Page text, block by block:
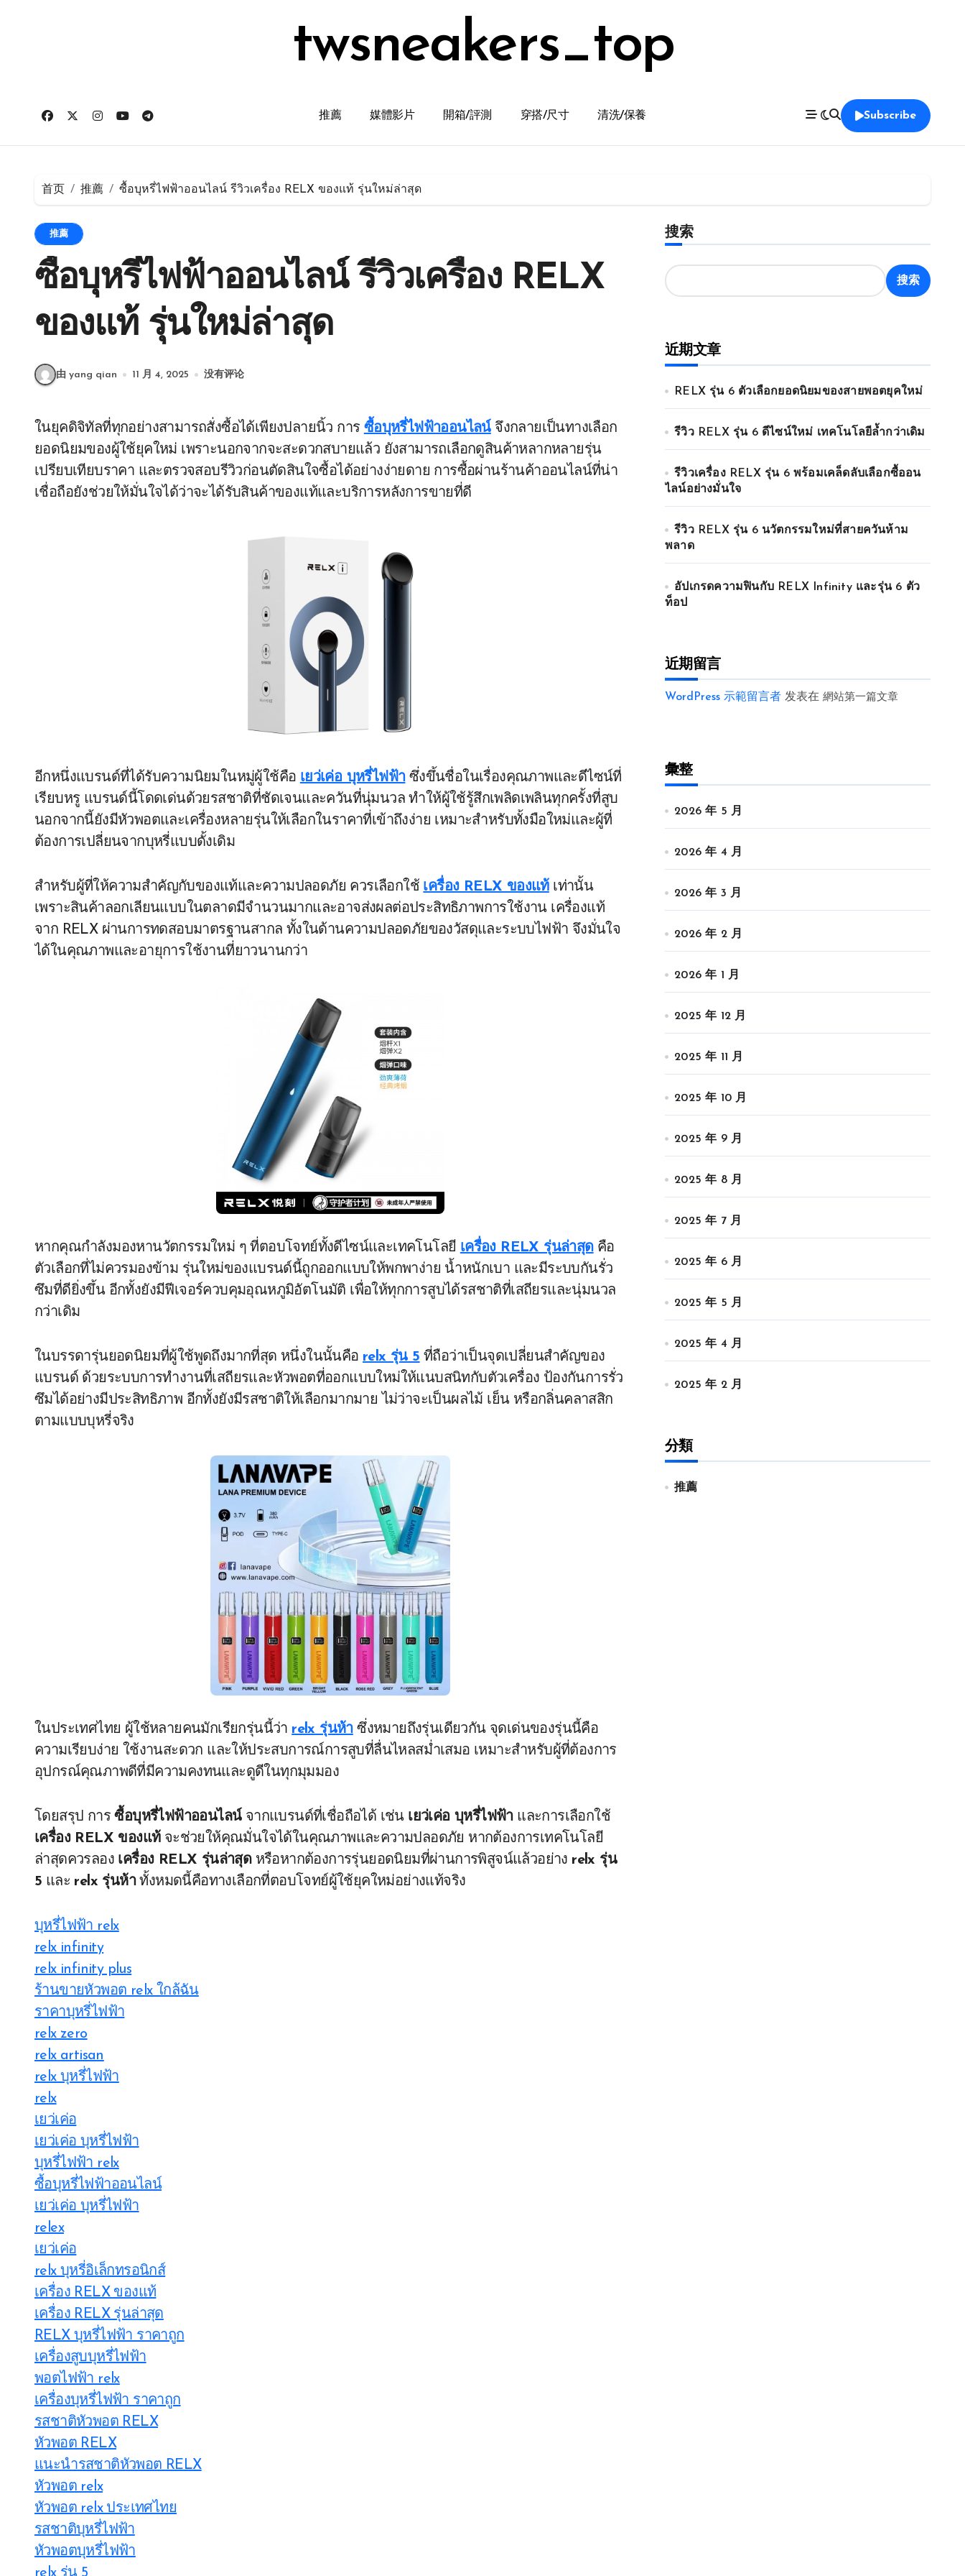
twsneakers_top
推薦 媒體影片 開箱/評測 穿搭/尺寸 清洗/保養 Subscribe
首页 推薦 ซื้อบุหรี่ไฟฟ้าออนไลน์ รีวิวเครื่อง RELX ของแท้ รุ่นใหม่ล่าสุด
推薦
ซื้อบุหรี่ไฟฟ้าออนไลน์ รีวิวเครื่อง RELX
ของแท้ รุ่นใหม่ล่าสุด
由 yang qian 11 月 4, 2025 没有评论
ในยุคดิจิทัลที่ทุกอย่างสามารถสั่งซื้อได้เพียงปลายนิ้ว การ ซื้อบุหรี่ไฟฟ้าออนไลน์จึงกลายเป็นทางเลือก
ยอดนิยมของผู้ใช้ยุคใหม่ เพราะนอกจากจะสะดวกสบายแล้ว ยังสามารถเลือกดูสินค้าหลากหลายรุ่น
เปรียบเทียบราคา และตรวจสอบรีวิวก่อนตัดสินใจซื้อได้อย่างง่ายดาย การซื้อผ่านร้านค้าออนไลน์ที่น่า
เชื่อถือยังช่วยให้มั่นใจได้ว่าจะได้รับสินค้าของแท้และบริการหลังการขายที่ดี
อีกหนึ่งแบรนด์ที่ได้รับความนิยมในหมู่ผู้ใช้คือ เยว่เค่อ บุหรี่ไฟฟ้าซึ่งขึ้นชื่อในเรื่องคุณภาพและดีไซน์ที่
เรียบหรู แบรนด์นี้โดดเด่นด้วยรสชาติที่ชัดเจนและควันที่นุ่มนวล ทำให้ผู้ใช้รู้สึกเพลิดเพลินทุกครั้งที่สูบ
นอกจากนี้ยังมีหัวพอตและเครื่องหลายรุ่นให้เลือกในราคาที่เข้าถึงง่าย เหมาะสำหรับทั้งมือใหม่และผู้ที่
ต้องการเปลี่ยนจากบุหรี่แบบดั้งเดิม
สำหรับผู้ที่ให้ความสำคัญกับของแท้และความปลอดภัย ควรเลือกใช้ เครื่อง RELX ของแท้เท่านั้น
เพราะสินค้าลอกเลียนแบบในตลาดมีจำนวนมากและอาจส่งผลต่อประสิทธิภาพการใช้งาน เครื่องแท้
จาก RELX ผ่านการทดสอบมาตรฐานสากล ทั้งในด้านความปลอดภัยของวัสดุและระบบไฟฟ้า จึงมั่นใจ
ได้ในคุณภาพและอายุการใช้งานที่ยาวนานกว่า
หากคุณกำลังมองหานวัตกรรมใหม่ ๆ ที่ตอบโจทย์ทั้งดีไซน์และเทคโนโลยี เครื่อง RELX รุ่นล่าสุดคือ
ตัวเลือกที่ไม่ควรมองข้าม รุ่นใหม่ของแบรนด์นี้ถูกออกแบบให้พกพาง่าย น้ำหนักเบา และมีระบบกันรั่ว
ซึมที่ดียิ่งขึ้น อีกทั้งยังมีฟีเจอร์ควบคุมอุณหภูมิอัตโนมัติ เพื่อให้ทุกการสูบได้รสชาติที่เสถียรและนุ่มนวล
กว่าเดิม
ในบรรดารุ่นยอดนิยมที่ผู้ใช้พูดถึงมากที่สุด หนึ่งในนั้นคือ relx รุ่น 5 ที่ถือว่าเป็นจุดเปลี่ยนสำคัญของ
แบรนด์ ด้วยระบบการทำงานที่เสถียรและหัวพอตที่ออกแบบใหม่ให้แนบสนิทกับตัวเครื่อง ป้องกันการรั่ว
ซึมได้อย่างมีประสิทธิภาพ อีกทั้งยังมีรสชาติให้เลือกมากมาย ไม่ว่าจะเป็นผลไม้ เย็น หรือกลิ่นคลาสสิก
ตามแบบบุหรี่จริง
ในประเทศไทย ผู้ใช้หลายคนมักเรียกรุ่นนี้ว่า relx รุ่นห้าซึ่งหมายถึงรุ่นเดียวกัน จุดเด่นของรุ่นนี้คือ
ความเรียบง่าย ใช้งานสะดวก และให้ประสบการณ์การสูบที่ลื่นไหลสม่ำเสมอ เหมาะสำหรับผู้ที่ต้องการ
อุปกรณ์คุณภาพดีที่มีความคงทนและดูดีในทุกมุมมอง
โดยสรุป การซื้อบุหรี่ไฟฟ้าออนไลน์จากแบรนด์ที่เชื่อถือได้ เช่น เยว่เค่อ บุหรี่ไฟฟ้าและการเลือกใช้
เครื่อง RELX ของแท้จะช่วยให้คุณมั่นใจได้ในคุณภาพและความปลอดภัย หากต้องการเทคโนโลยี
ล่าสุดควรลอง เครื่อง RELX รุ่นล่าสุดหรือหากต้องการรุ่นยอดนิยมที่ผ่านการพิสูจน์แล้วอย่าง relx รุ่น
5 และ relx รุ่นห้าทั้งหมดนี้คือทางเลือกที่ตอบโจทย์ผู้ใช้ยุคใหม่อย่างแท้จริง
บุหรี่ไฟฟ้า relx
relx infinity
relx infinity plus
ร้านขายหัวพอต relx ใกล้ฉัน
ราคาบุหรี่ไฟฟ้า
relx zero
relx artisan
relx บุหรี่ไฟฟ้า
relx
เยว่เค่อ
เยว่เค่อ บุหรี่ไฟฟ้า
บุหรี่ไฟฟ้า relx
ซื้อบุหรี่ไฟฟ้าออนไลน์
เยว่เค่อ บุหรี่ไฟฟ้า
relex
เยว่เค่อ
relx บุหรี่อิเล็กทรอนิกส์
เครื่อง RELX ของแท้
เครื่อง RELX รุ่นล่าสุด
RELX บุหรี่ไฟฟ้า ราคาถูก
เครื่องสูบบุหรี่ไฟฟ้า
พอตไฟฟ้า relx
เครื่องบุหรี่ไฟฟ้า ราคาถูก
รสชาติหัวพอต RELX
หัวพอต RELX
แนะนำรสชาติหัวพอต RELX
หัวพอต relx
หัวพอต relx ประเทศไทย
รสชาติบุหรี่ไฟฟ้า
หัวพอตบุหรี่ไฟฟ้า
relx รุ่น 5
搜索
搜索
近期文章
RELX รุ่น 6 ตัวเลือกยอดนิยมของสายพอตยุคใหม่
รีวิว RELX รุ่น 6 ดีไซน์ใหม่ เทคโนโลยีล้ำกว่าเดิม
รีวิวเครื่อง RELX รุ่น 6 พร้อมเคล็ดลับเลือกซื้ออน
ไลน์อย่างมั่นใจ
รีวิว RELX รุ่น 6 นวัตกรรมใหม่ที่สายควันห้าม
พลาด
อัปเกรดความฟินกับ RELX Infinity และรุ่น 6 ตัว
ท็อป
近期留言
WordPress 示範留言者 发表在 網站第一篇文章
彙整
2026 年 5 月
2026 年 4 月
2026 年 3 月
2026 年 2 月
2026 年 1 月
2025 年 12 月
2025 年 11 月
2025 年 10 月
2025 年 9 月
2025 年 8 月
2025 年 7 月
2025 年 6 月
2025 年 5 月
2025 年 4 月
2025 年 2 月
分類
推薦